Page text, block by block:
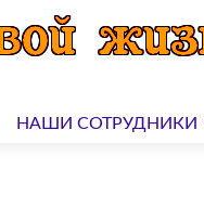
НАШИ СОТРУДНИКИ